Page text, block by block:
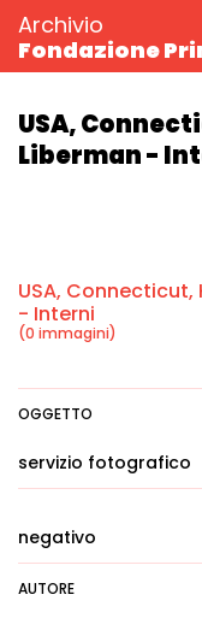
Archivio
Fondazione
USA,
Liberman -
USA, Connecticut,
- Interni
(0 immagini)
OGGETTO
servizio fotografico
negativo
AUTORE